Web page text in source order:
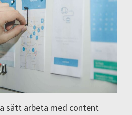
sätt arbeta med content